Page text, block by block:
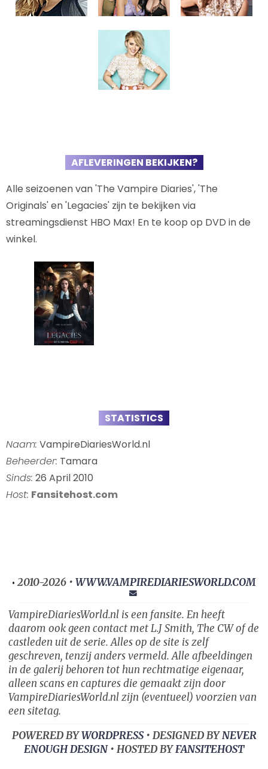
AFLEVERINGEN BEKIJKEN?
Alle seizoenen van 'The Vampire Diaries', 'The
Originals' en 'Legacies' zijn te bekijken via
streamingsdienst HBO Max! En te koop op DVD in de
winkel.
STATISTICS
Naam: VampireDiariesWorld.nl
Beheerder: Tamara
Sinds: 26 April 2010
Host: Fansitehost.com
• 2010-2026 • WWW.VAMPIREDIARIESWORLD.COM
VampireDiariesWorld.nl is een fansite. En heeft
daarom ook geen contact met L.J Smith, The CW of de
castleden uit de serie. Alles op de site is zelf
geschreven, tenzij anders vermeld. Alle afbeeldingen
in de galerij behoren tot hun rechtmatige eigenaar,
alleen scans en captures die gemaakt zijn door
VampireDiariesWorld.nl zijn (eventueel) voorzien van
een sitetag.
POWERED BYWORDPRESS• DESIGNED BYNEVER
ENOUGH DESIGN• HOSTED BYFANSITEHOST